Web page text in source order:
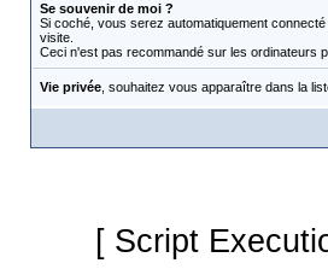
Se souvenir de moi ?
Si coché, vous serez automatiquement
visite.
Ceci n'est pas recommandé sur les ordinateurs
Vie privée, souhaitez vous apparaître dans la
[ Script